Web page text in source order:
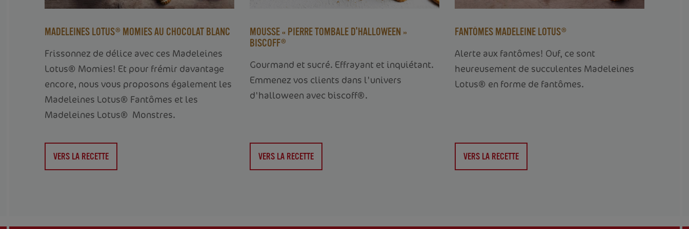
MADELEINES LOTUS® MOMIES AU CHOCOLAT BLANC
Frissonnez de délice avec ces Madeleines
Lotus® Momies! Et pour frémir davantage
encore, nous vous proposons également les
Madeleines Lotus® Fantômes et les
Madeleines Lotus® Monstres.
VERS LA RECETTE
MOUSSE « PIERRE TOMBALE D'HALLOWEEN »
BISCOFF®
Gourmand et sucré. Effrayant et inquiétant.
Emmenez vos clients dans l'univers
d'halloween avec biscoff®.
VERS LA RECETTE
FANTÔMES MADELEINE LOTUS®
Alerte aux fantômes! Ouf, ce sont
heureusement de succulentes Madeleines
Lotus® en forme de fantômes.
VERS LA RECETTE